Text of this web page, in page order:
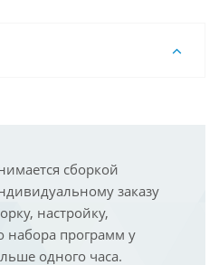
сборкой
заказу
настройку,
набора программ у
одного часа.